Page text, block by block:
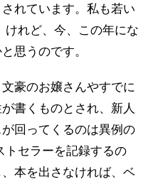
れています。私も若い
けれど、今、この年にな
思うのです。
豪のお嬢さんやすでに
書くものとされ、新人
回ってくるのは異例の
トセラーを記録するの
本を出さなければ、ベ